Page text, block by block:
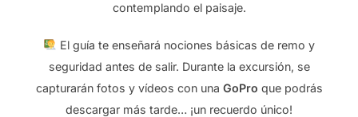
contemplando el paisaje.
El guía te enseñará nociones básicas de remo y
seguridad antes de salir. Durante la excursión, se
capturarán fotos y vídeos con una GoPro que podrás
descargar más tarde… ¡un recuerdo único!